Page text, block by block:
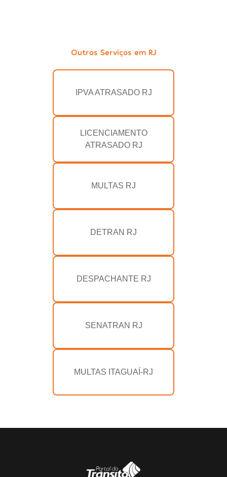
Outros Serviços em RJ
IPVA ATRASADO RJ
LICENCIAMENTO
ATRASADO RJ
MULTAS RJ
DETRAN RJ
DESPACHANTE RJ
SENATRAN RJ
MULTAS ITAGUAÍ-RJ